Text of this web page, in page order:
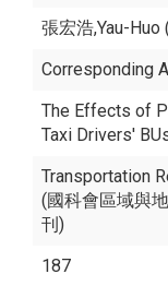
張宏浩,Yau-Huo
Corresponding
The Effects of
Taxi Drivers'
Transportation
(國科會區域與
刊)
187